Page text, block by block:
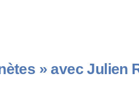
» avec Julien